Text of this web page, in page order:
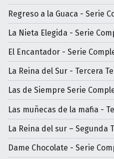
Regreso a la Guaca - Serie
La Nieta Elegida - Serie
El Encantador - Serie
La Reina del Sur - Tercera
Las de Siempre Serie
Las muñecas de la mafia -
La Reina del sur – Segunda
Dame Chocolate - Serie